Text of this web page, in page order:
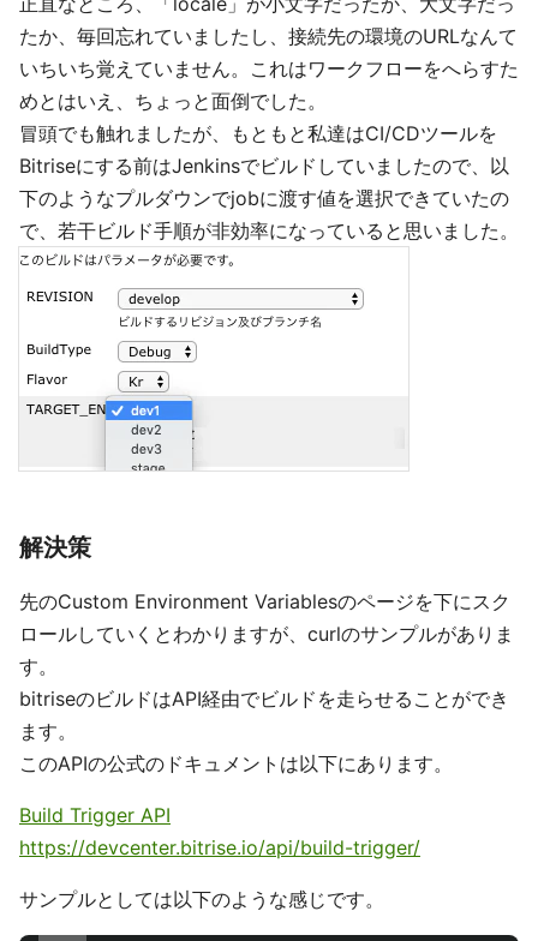
たか、毎回忘れていましたし、接続先の環境のURLなんて
いちいち覚えていません。これはワークフローをへらすた
めとはいえ、ちょっと面倒でした。
冒頭でも触れましたが、もともと私達はCI/CDツールを
Bitriseにする前はJenkinsでビルドしていましたので、以
下のようなプルダウンでjobに渡す値を選択できていたの
で、若干ビルド手順が非効率になっていると思いました。
解決策
先のCustom Environment Variablesのページを下にスク
ロールしていくとわかりますが、curlのサンプルがありま
す。
bitriseのビルドはAPI経由でビルドを走らせることができ
ます。
このAPIの公式のドキュメントは以下にあります。
Build Trigger API
https://devcenter.bitrise.io/api/build-trigger/
サンプルとしては以下のような感じです。